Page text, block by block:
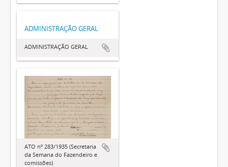
ADMINISTRAÇÃO GERAL
ADMINISTRAÇÃO GERAL
ATO nº 283/1935 (Secretaria
da Semana do Fazendeiro e
comissões)